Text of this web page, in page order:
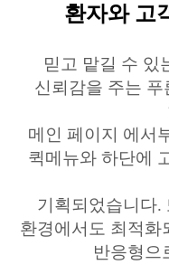
환자와 고
믿고 맡길 수 있
신뢰감을 주는 푸
메인 페이지 에서
퀵메뉴와 하단에
기획되었습니다.
환경에서도 최적화
반응형으